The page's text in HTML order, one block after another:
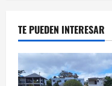
TE PUEDEN INTERESAR